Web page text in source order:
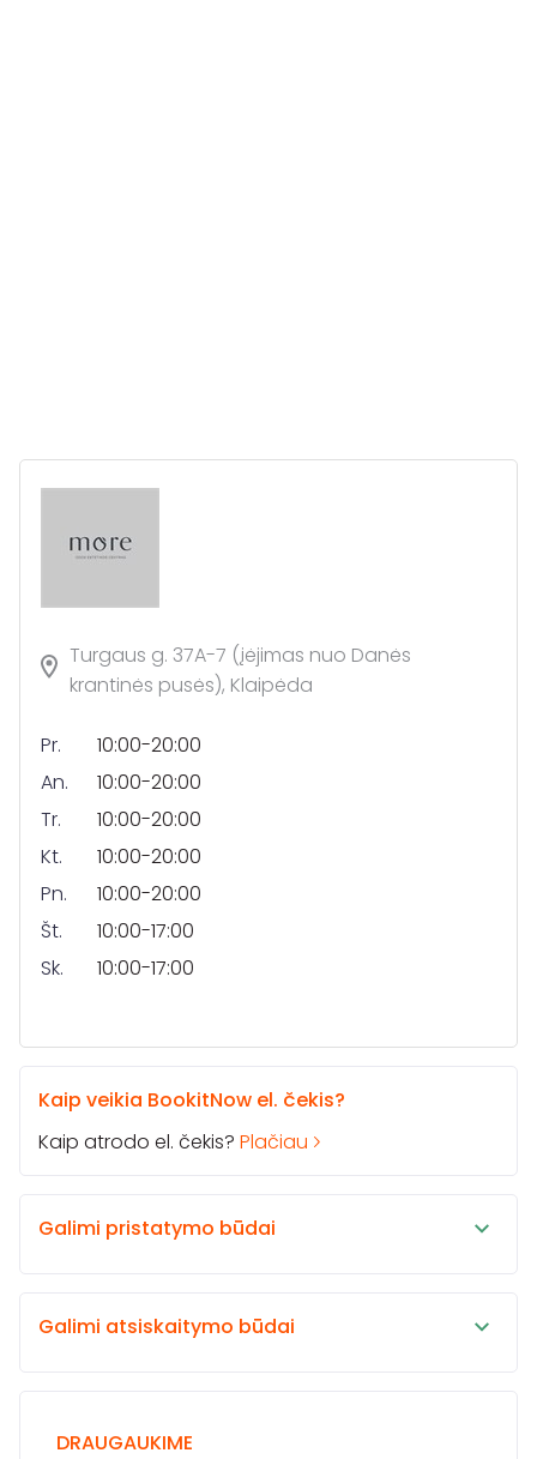
Turgaus g. 37A-7 (įėjimas nuo Danės
krantinės pusės), Klaipėda
Pr.
10:00-20:00
An.
10:00-20:00
Tr.
10:00-20:00
Kt.
10:00-20:00
Pn.
10:00-20:00
Št.
10:00-17:00
Sk.
10:00-17:00
Kaip veikia BookitNow el. čekis?
Kaip atrodo el. čekis? Plačiau
Galimi pristatymo būdai
Galimi atsiskaitymo būdai
DRAUGAUKIME